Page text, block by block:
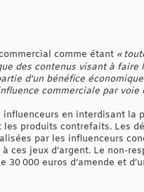
comme étant «
des contenus visant à
d’un bénéfice
commerciale par voie
en interdisant la
produits contrefaits. Les
par les influenceurs
ces jeux d’argent. Le non-
000 euros d’amende et